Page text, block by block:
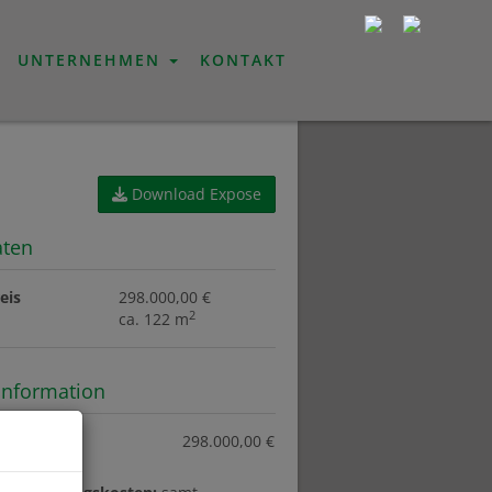
UNTERNEHMEN KONTAKT
Download Expose
298.000,00 €
ca. 122 m2
298.000,00 €